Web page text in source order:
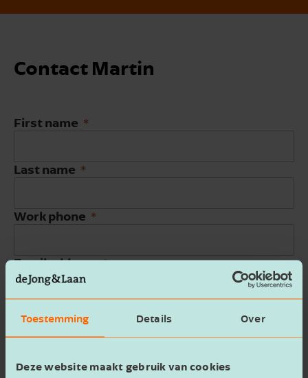
Toestemming Details Over
Deze website maakt gebruik van cookies
Contact Martin
First name
Last name
Work phone
Email address